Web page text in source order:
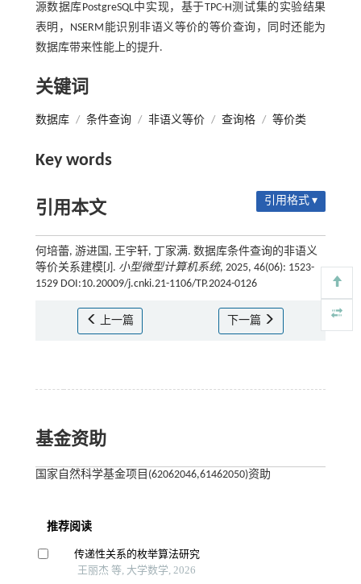
源数据库PostgreSQL中实现，基于TPC-H测试集的实验结果
表明，NSERM能识别非语义等价的等价查询，同时还能为
数据库带来性能上的提升.
关键词
数据库 / 条件查询 / 非语义等价 / 查询格 / 等价类
Key words
引用本文 引用格式 ▾
何培蕾, 游进国, 王宇轩, 丁家满. 数据库条件查询的非语义
等价关系建模[J]. 小型微型计算机系统, 2025, 46(06): 1523-
1529 DOI:10.20009/j.cnki.21-1106/TP.2024-0126
上一篇 下一篇
基金资助
国家自然科学基金项目(62062046,61462050)资助